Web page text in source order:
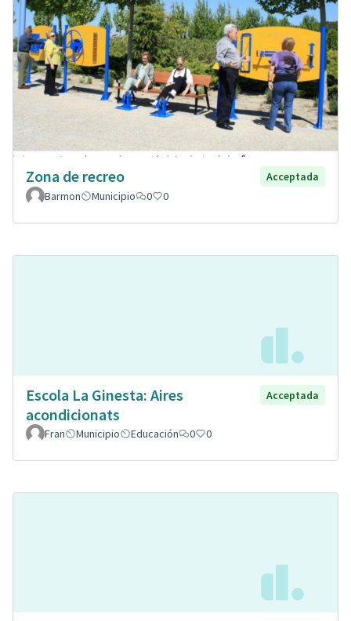
Zona de recreo
Acceptada
Barmon
Municipio 0 0
Escola La Ginesta: Aires
acondicionats
Acceptada
Fran Municipio Educación 0 0